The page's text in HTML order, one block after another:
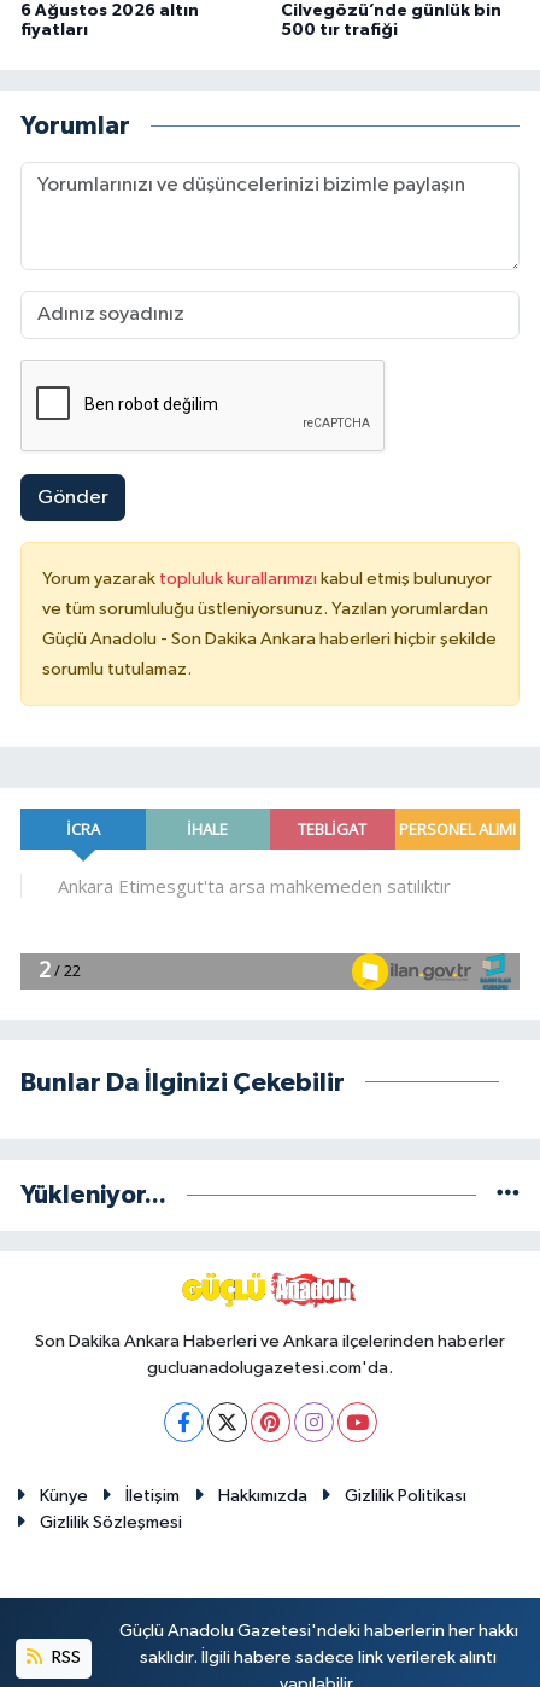
6 Ağustos 2026 altın
fiyatları
Cilvegözü’nde günlük bin
500 tır trafiği
Yorumlar
Gönder
Yorum yazarak topluluk kurallarımızı kabul etmiş bulunuyor
ve tüm sorumluluğu üstleniyorsunuz. Yazılan yorumlardan
Güçlü Anadolu - Son Dakika Ankara haberleri hiçbir şekilde
sorumlu tutulamaz.
Bunlar Da İlginizi Çekebilir
Yükleniyor...
Son Dakika Ankara Haberleri ve Ankara ilçelerinden haberler
gucluanadolugazetesi.com'da.
Künye İletişim Hakkımızda
Gizlilik Politikası
Gizlilik Sözleşmesi
RSS
Güçlü Anadolu Gazetesi'ndeki haberlerin her hakkı
saklıdır. İlgili habere sadece link verilerek alıntı